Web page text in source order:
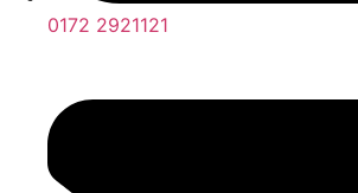
0172 2921121